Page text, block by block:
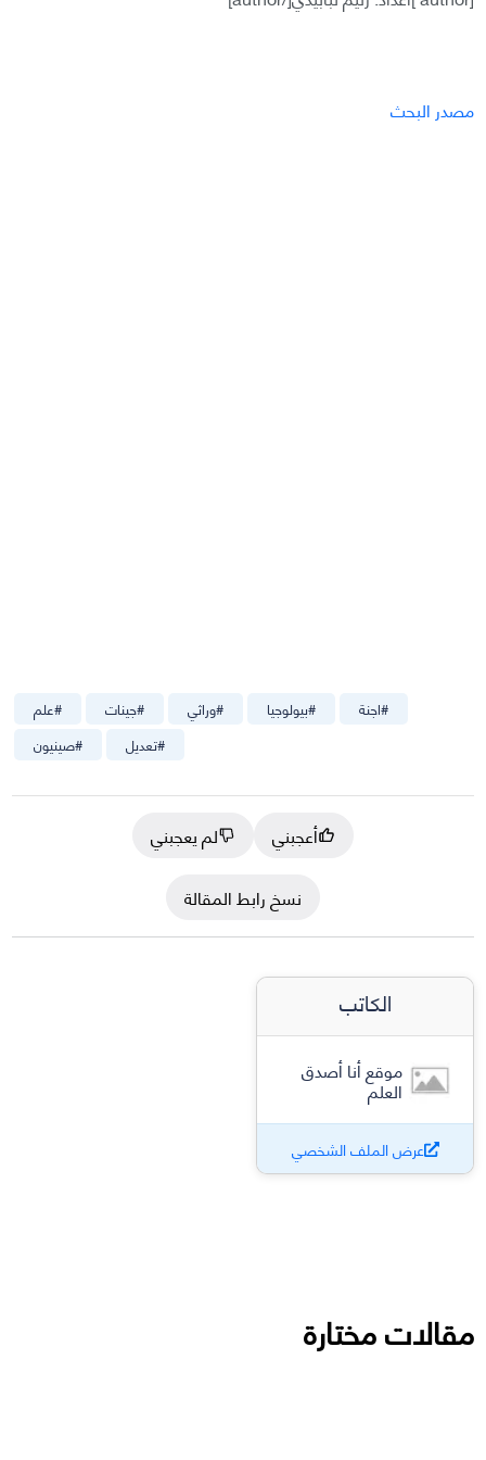
مصدر البحث
#علم #جينات #وراثي #بيولوجيا #اجنة
#صينيون #تعديل
أعجبني
لم يعجبني
نسخ رابط المقالة
الكاتب
موقع أنا أصدق
العلم
عرض الملف الشخصي
مقالات مختارة